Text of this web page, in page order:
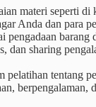
materi seperti di
Anda dan para
pengadaan barang
dan sharing
tentang
berpengalaman,